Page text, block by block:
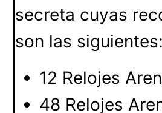
secreta cuyas
son las siguientes:
12 Relojes
48 Relojes